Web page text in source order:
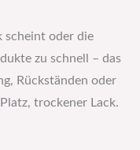
scheint oder die
zu schnell – das
Rückständen oder
trockener Lack.